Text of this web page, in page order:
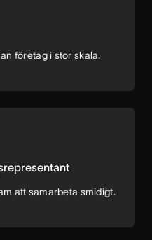
företag i stor skala.
att samarbeta smidigt.